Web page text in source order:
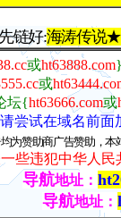
链好:海涛传说
或ht63888.com
或
坛{ht63666.com或
尝试在域名前
为赞助商广告赞助，
些违犯中华人
导航地址：
导航地址：